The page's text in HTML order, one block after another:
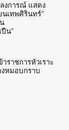
งการณ์ แสดง
นเทพศิรินทร์”
น”
ราชการหัวเราะ
งหมอบกราบ